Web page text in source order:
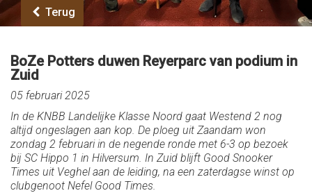
Terug
BoZe Potters duwen Reyerparc van podium in
Zuid
05 februari 2025
In de KNBB Landelijke Klasse Noord gaat Westend 2 nog
altijd ongeslagen aan kop. De ploeg uit Zaandam won
zondag 2 februari in de negende ronde met 6-3 op bezoek
bij SC Hippo 1 in Hilversum. In Zuid blijft Good Snooker
Times uit Veghel aan de leiding, na een zaterdagse winst op
clubgenoot Nefel Good Times.